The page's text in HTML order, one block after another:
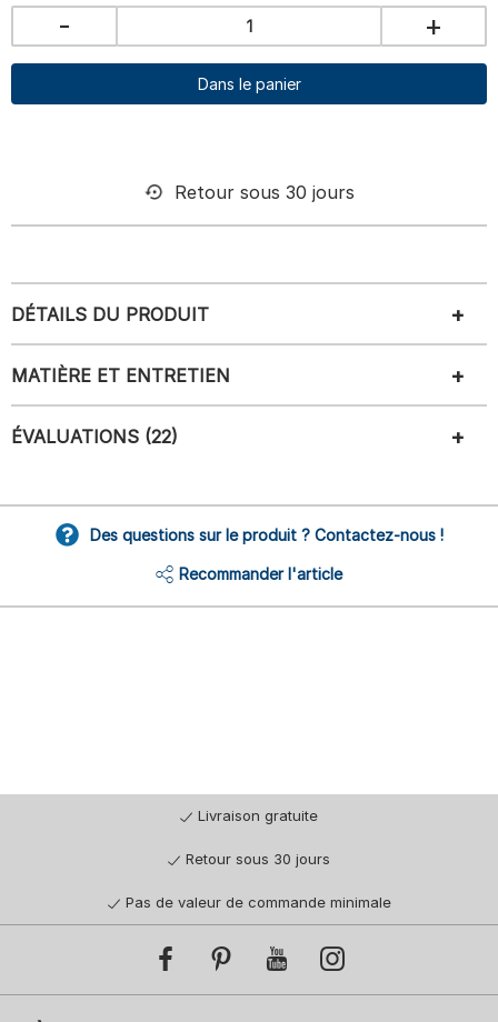
- +
Dans le panier
Retour sous 30 jours
DÉTAILS DU PRODUIT
MATIÈRE ET ENTRETIEN
ÉVALUATIONS (22)
Des questions sur le produit ? Contactez-nous !
Recommander l'article
Livraison gratuite
Retour sous 30 jours
Pas de valeur de commande minimale